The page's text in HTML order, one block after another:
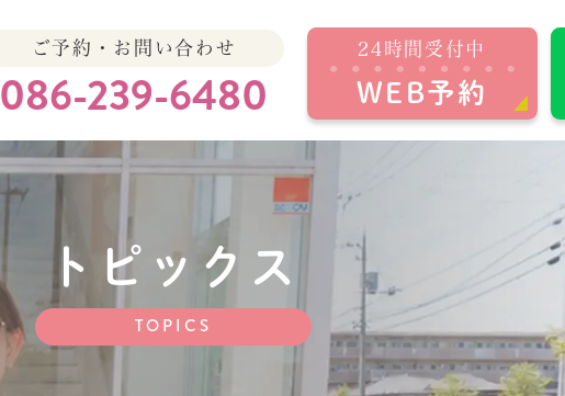
ご予約・お問い合わせ
086-239-6480
24時間受付中
WEB予約
トピックス
TOPICS